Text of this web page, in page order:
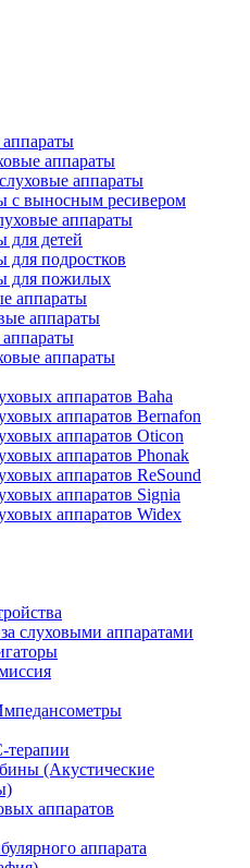
аппараты
аппараты
с выносным ресивером
аппараты
для детей
для подростков
для пожилых
аппараты
аппараты
аппараты
аппаратов Baha
аппаратов Bernafon
аппаратов Oticon
аппаратов Phonak
аппаратов ReSound
аппаратов Signia
аппаратов Widex
слуховыми аппаратами
(Акустические
аппаратов
аппарата